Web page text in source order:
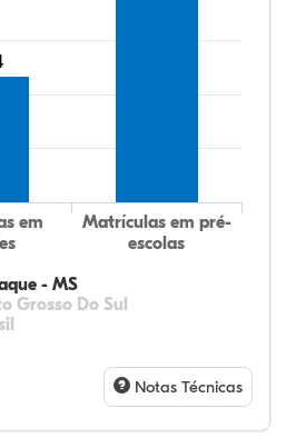
- MS
Grosso Do Sul
em
Matrículas em pré-
escolas
Notas Técnicas